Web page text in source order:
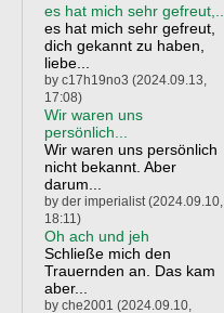
es hat mich sehr
es hat mich sehr gefreut,
dich gekannt zu haben,
liebe...
by c17h19no3 (2024.09.13,
17:08)
Wir waren uns
persönlich...
Wir waren uns persönlich
nicht bekannt. Aber
darum...
by der imperialist (2024.09.10,
18:11)
Oh ach und jeh
Schließe mich den
Trauernden an. Das kam
aber...
by che2001 (2024.09.10,